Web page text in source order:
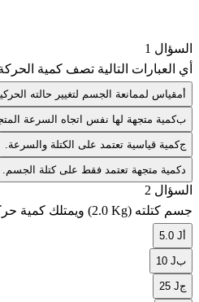
السؤال 1
أي العبارات التالية تصف كمية
أمقياس لممانعة الجسم لتغيير حالته
بكمية متجهة لها نفس اتجاه السرعة
جكمية قياسية تعتمد على الكتلة والسرعة.
دكمية متجهة تعتمد فقط على كتلة الجسم.
السؤال 2
جسم كتلته (2.0 Kg) ويمتلك كمية
أ5.0 J
ب10 J
ج25 J